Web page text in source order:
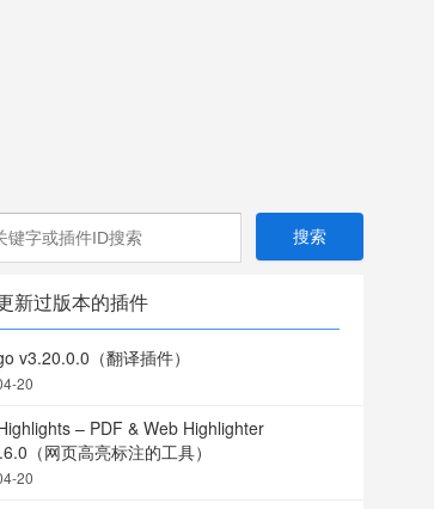
新过版本的插件
v3.20.0.0（翻译插件）
20
– PDF & Web Highlighter
（网页高亮标注的工具）
20